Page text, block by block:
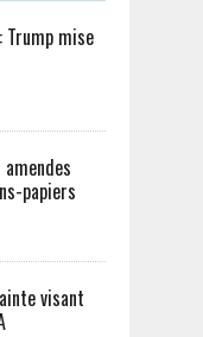
mise
papiers
visant